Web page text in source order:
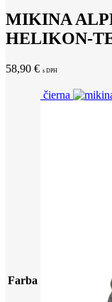
MIKINA
HELIKON-
58,90 € s DPH
Farba
čierna